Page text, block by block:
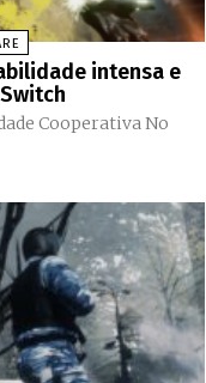
intensa e
Cooperativa No